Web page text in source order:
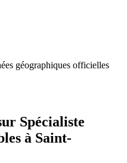
géographiques officielles
Spécialiste
à Saint-